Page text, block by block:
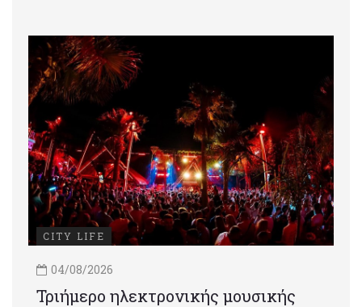
CITY LIFE
04/08/2026
Τριήμερο ηλεκτρονικής μουσικής